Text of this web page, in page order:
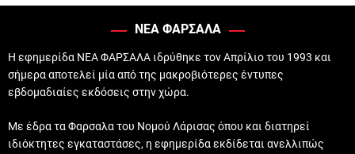
ΝΕΑ ΦΑΡΣΑΛΑ
Η εφημερίδα ΝΕΑ ΦΑΡΣΑΛΑ ιδρύθηκε τον Απρίλιο του 1993 και
σήμερα αποτελεί μία από της μακροβιότερες έντυπες
εβδομαδιαίες εκδόσεις στην χώρα.
Με έδρα τα Φαρσαλα του Νομού Λάρισας όπου και διατηρεί
ιδιόκτητες εγκαταστάσες, η εφημερίδα εκδίδεται ανελλιπώς